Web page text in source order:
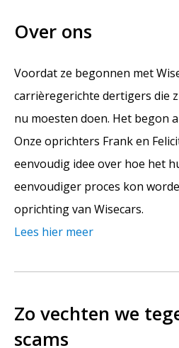
Over ons
Voordat ze begonnen met
carrièregerichte dertigers die
nu moesten doen. Het begon
Onze oprichters Frank en
eenvoudig idee over hoe het
eenvoudiger proces kon
oprichting van Wisecars.
Lees hier meer
Zo vechten we
scams